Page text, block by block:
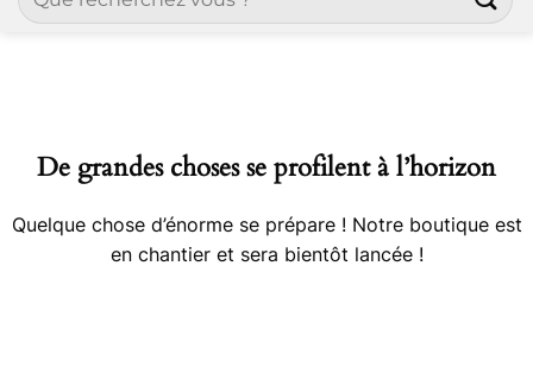
pour :
De grandes choses se profilent à l’horizon
Quelque chose d’énorme se prépare ! Notre boutique est
en chantier et sera bientôt lancée !